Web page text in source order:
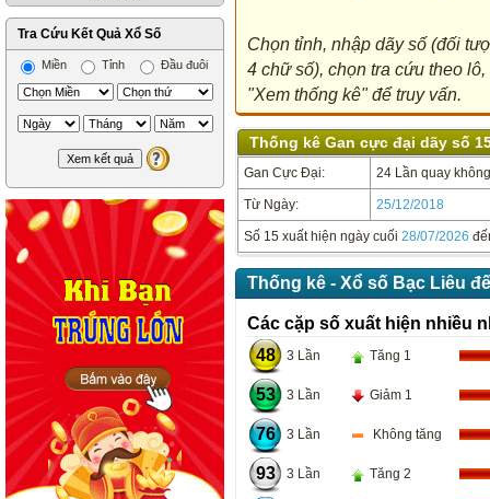
Tra Cứu Kết Quả Xổ Số
Miền Tỉnh Đầu đuôi
Chọn tỉnh, nhập dãy số (đối
4 chữ số), chọn tra cứu theo
"Xem thống kê" để truy vấn.
Thống kê Gan cực đại dãy số
Gan Cực Đại: 24 Lần quay
Từ Ngày: 25/12/2018
Số 15 xuất hiện ngày cuối 28/07/2026
Thống kê - Xổ số Bạc Liêu
Các cặp số xuất hiện nhiều
48
3 Lần Tăng 1
53 3 Lần Giảm 1
76 3 Lần Không tăng
93 3 Lần Tăng 2